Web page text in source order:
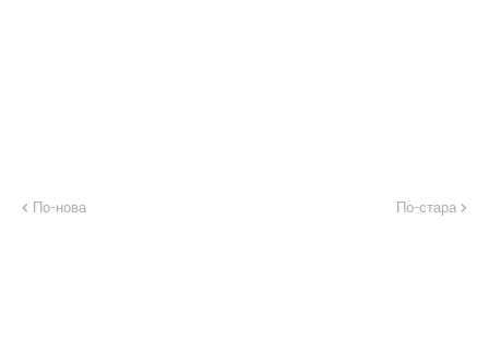
По-нова По-стара